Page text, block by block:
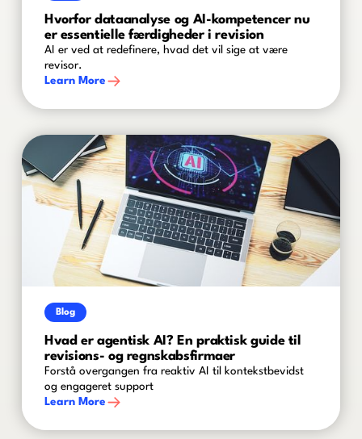
Hvorfor dataanalyse og AI-kompetencer nu
er essentielle færdigheder i revision
AI er ved at redefinere, hvad det vil sige at være
revisor.
Learn More
Blog
Hvad er agentisk AI? En praktisk guide til
revisions- og regnskabsfirmaer
Forstå overgangen fra reaktiv AI til kontekstbevidst
og engageret support
Learn More